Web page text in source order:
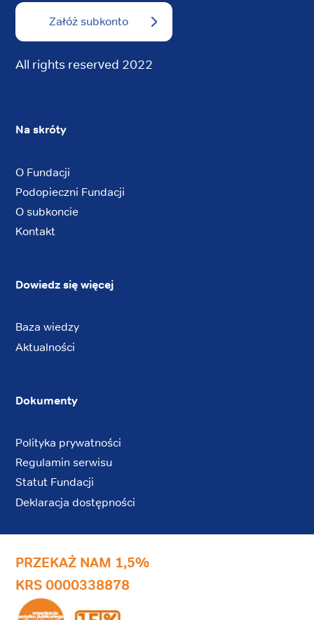
Załóż subkonto
All rights reserved 2022
Na skróty
O Fundacji
Podopieczni Fundacji
O subkoncie
Kontakt
Dowiedz się więcej
Baza wiedzy
Aktualności
Dokumenty
Polityka prywatności
Regulamin serwisu
Statut Fundacji
Deklaracja dostępności
PRZEKAŻ NAM 1,5%
KRS 0000338878